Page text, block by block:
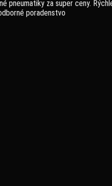
pneumatiky za super ceny.
poradenstvo